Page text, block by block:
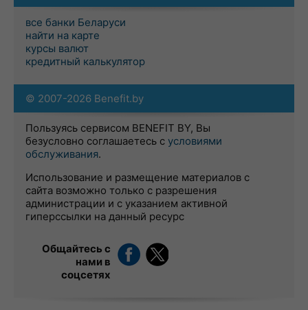
все банки Беларуси
найти на карте
курсы валют
кредитный калькулятор
© 2007-2026 Benefit.by
Пользуясь сервисом BENEFIT BY, Вы
безусловно соглашаетесь с условиями
обслуживания.
Использование и размещение материалов с
сайта возможно только с разрешения
администрации и с указанием активной
гиперссылки на данный ресурс
Общайтесь с
нами в
соцсетях